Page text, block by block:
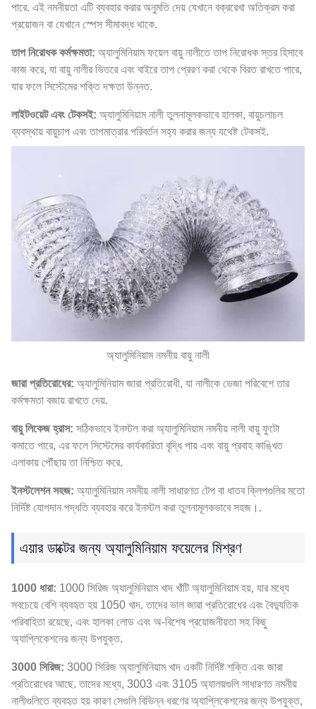
পারে. এই নমনীয়তা এটি ব্যবহার করার অনুমতি দেয় যেখানে বক্ররেখা অতিক্রম করা
প্রয়োজন বা যেখানে স্পেস সীমাবদ্ধ থাকে.
তাপ নিরোধক কর্মক্ষমতা: অ্যালুমিনিয়াম ফয়েল বায়ু নালীতে তাপ নিরোধক স্তর হিসাবে
কাজ করে, যা বায়ু নালীর ভিতরে এবং বাইরে তাপ প্রেরণ করা থেকে বিরত রাখতে পারে,
যার ফলে সিস্টেমের শক্তি দক্ষতা উন্নত.
লাইটওয়েট এবং টেকসই: অ্যালুমিনিয়াম নালী তুলনামূলকভাবে হালকা, বায়ুচলাচল
ব্যবস্থায় বায়ুচাপ এবং তাপমাত্রার পরিবর্তন সহ্য করার জন্য যথেষ্ট টেকসই.
অ্যালুমিনিয়াম নমনীয় বায়ু নালী
জারা প্রতিরোধের: অ্যালুমিনিয়াম জারা প্রতিরোধী, যা নালীকে ভেজা পরিবেশে তার
কর্মক্ষমতা বজায় রাখতে দেয়.
বায়ু লিকেজ হ্রাস: সঠিকভাবে ইনস্টল করা অ্যালুমিনিয়াম নমনীয় নালী বায়ু ফুটো
কমাতে পারে, এর ফলে সিস্টেমের কার্যকারিতা বৃদ্ধি পায় এবং বায়ু প্রবাহ কাঙ্খিত
এলাকায় পৌঁছায় তা নিশ্চিত করে.
ইনস্টলেশন সহজ: অ্যালুমিনিয়াম নমনীয় নালী সাধারণত টেপ বা ধাতব ক্লিপগুলির মতো
নির্দিষ্ট যোগদান পদ্ধতি ব্যবহার করে ইনস্টল করা তুলনামূলকভাবে সহজ।.
এয়ার ডাক্টের জন্য অ্যালুমিনিয়াম ফয়েলের মিশ্রণ
1000 ধারা: 1000 সিরিজ অ্যালুমিনিয়াম খাদ খাঁটি অ্যালুমিনিয়াম হয়, যার মধ্যে
সবচেয়ে বেশি ব্যবহৃত হয় 1050 খাদ. তাদের ভাল জারা প্রতিরোধের এবং বৈদ্যুতিক
পরিবাহিতা রয়েছে, এবং হালকা লোড এবং অ-বিশেষ প্রয়োজনীয়তা সহ কিছু
অ্যাপ্লিকেশনের জন্য উপযুক্ত.
3000 সিরিজ: 3000 সিরিজ অ্যালুমিনিয়াম খাদ একটি নির্দিষ্ট শক্তি এবং জারা
প্রতিরোধের আছে. তাদের মধ্যে, 3003 এবং 3105 অ্যালয়গুলি সাধারণত নমনীয়
নালীগুলিতে ব্যবহৃত হয় কারণ সেগুলি বিভিন্ন ধরণের অ্যাপ্লিকেশনের জন্য উপযুক্ত,